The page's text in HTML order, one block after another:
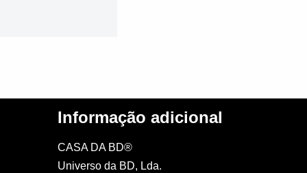
Informação adicional
CASA DA BD®
Universo da BD, Lda.